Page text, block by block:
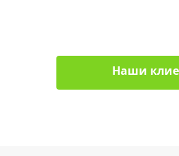
Наши